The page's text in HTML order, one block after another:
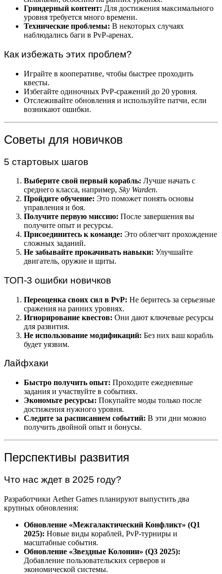
Гриндерный контент: Для достижения максимального
уровня требуется много времени.
Технические проблемы: В некоторых случаях
наблюдались баги в PvP-аренах.
Как избежать этих проблем?
Играйте в кооперативе, чтобы быстрее проходить
квесты.
Избегайте одиночных PvP-сражений до 20 уровня.
Отслеживайте обновления и используйте патчи, если
возникают ошибки.
Советы для новичков
5 стартовых шагов
Выберите свой первый корабль: Лучше начать с
среднего класса, например, Sky Warden.
Пройдите обучение: Это поможет понять основы
управления и боя.
Получите первую миссию: После завершения вы
получите опыт и ресурсы.
Присоединитесь к команде: Это облегчит прохождение
сложных заданий.
Не забывайте прокачивать навыки: Улучшайте
двигатель, оружие и щиты.
ТОП-3 ошибки новичков
Переоценка своих сил в PvP: Не беритесь за серьезные
сражения на ранних уровнях.
Игнорирование квестов: Они дают ключевые ресурсы
для развития.
Не использование модификаций: Без них ваш корабль
будет уязвим.
Лайфхаки
Быстро получить опыт: Проходите ежедневные
задания и участвуйте в событиях.
Экономьте ресурсы: Покупайте моды только после
достижения нужного уровня.
Следите за расписанием событий: В эти дни можно
получить двойной опыт и бонусы.
Перспективы развития
Что нас ждет в 2025 году?
Разработчики Aether Games планируют выпустить два
крупных обновления:
Обновление «Межгалактический Конфликт» (Q1
2025): Новые виды кораблей, PvP-турниры и
масштабные события.
Обновление «Звездные Колонии» (Q3 2025):
Добавление пользовательских серверов и
экономической системы.